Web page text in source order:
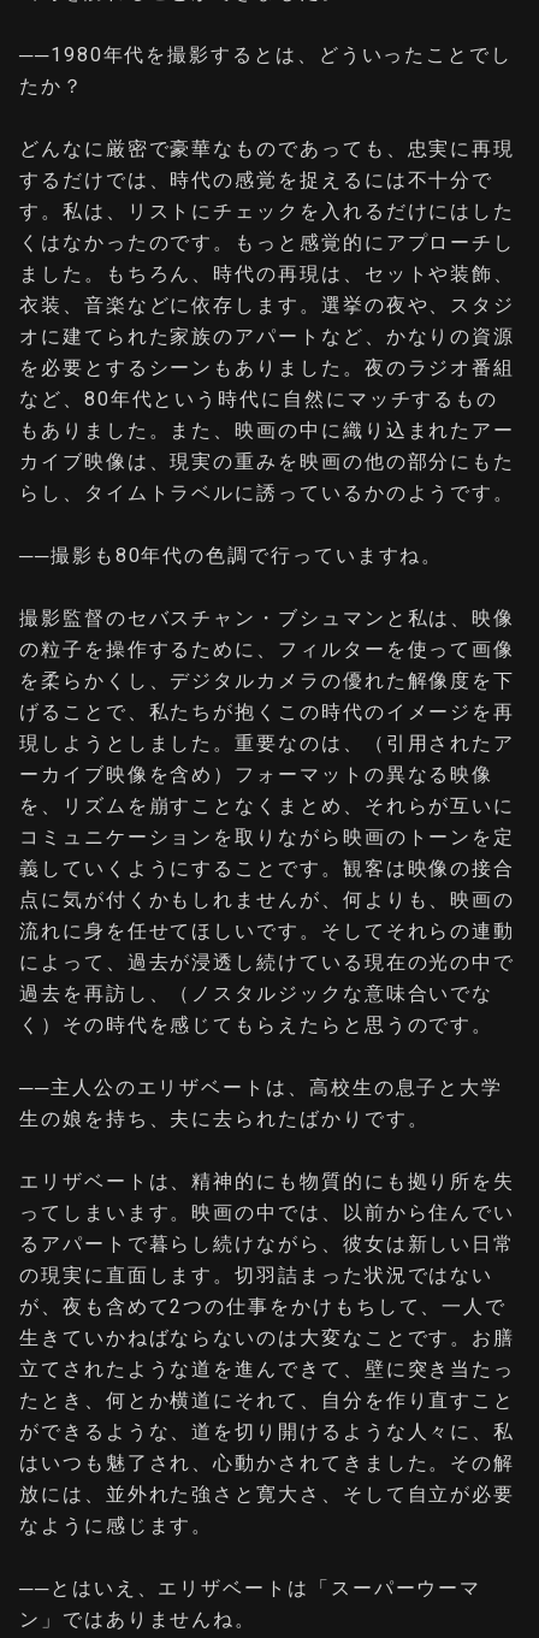
──1980年代を撮影するとは、どういったことでし
たか？
どんなに厳密で豪華なものであっても、忠実に再現
するだけでは、時代の感覚を捉えるには不十分で
す。私は、リストにチェックを入れるだけにはした
くはなかったのです。もっと感覚的にアプローチし
ました。もちろん、時代の再現は、セットや装飾、
衣装、音楽などに依存します。選挙の夜や、スタジ
オに建てられた家族のアパートなど、かなりの資源
を必要とするシーンもありました。夜のラジオ番組
など、80年代という時代に自然にマッチするもの
もありました。また、映画の中に織り込まれたアー
カイブ映像は、現実の重みを映画の他の部分にもた
らし、タイムトラベルに誘っているかのようです。
──撮影も80年代の色調で行っていますね。
撮影監督のセバスチャン・ブシュマンと私は、映像
の粒子を操作するために、フィルターを使って画像
を柔らかくし、デジタルカメラの優れた解像度を下
げることで、私たちが抱くこの時代のイメージを再
現しようとしました。重要なのは、（引用されたア
ーカイブ映像を含め）フォーマットの異なる映像
を、リズムを崩すことなくまとめ、それらが互いに
コミュニケーションを取りながら映画のトーンを定
義していくようにすることです。観客は映像の接合
点に気が付くかもしれませんが、何よりも、映画の
流れに身を任せてほしいです。そしてそれらの連動
によって、過去が浸透し続けている現在の光の中で
過去を再訪し、（ノスタルジックな意味合いでな
く）その時代を感じてもらえたらと思うのです。
──主人公のエリザベートは、高校生の息子と大学
生の娘を持ち、夫に去られたばかりです。
エリザベートは、精神的にも物質的にも拠り所を失
ってしまいます。映画の中では、以前から住んでい
るアパートで暮らし続けながら、彼女は新しい日常
の現実に直面します。切羽詰まった状況ではない
が、夜も含めて2つの仕事をかけもちして、一人で
生きていかねばならないのは大変なことです。お膳
立てされたような道を進んできて、壁に突き当たっ
たとき、何とか横道にそれて、自分を作り直すこと
ができるような、道を切り開けるような人々に、私
はいつも魅了され、心動かされてきました。その解
放には、並外れた強さと寛大さ、そして自立が必要
なように感じます。
──とはいえ、エリザベートは「スーパーウーマ
ン」ではありませんね。